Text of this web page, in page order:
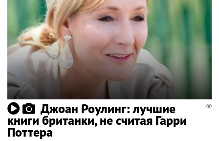
Джоан Роулинг: лучшие
книги британки, не считая Гарри
Поттера